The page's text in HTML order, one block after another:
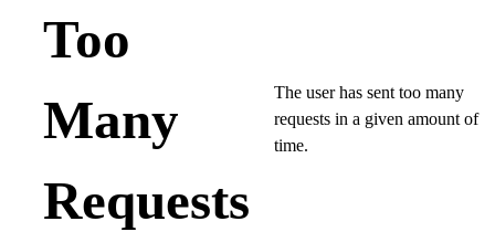
Too
Many
Requests
The user has sent too many
requests in a given amount of
time.